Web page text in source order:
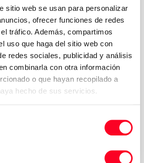
sitio web se usan para personalizar
ofrecer funciones de redes
tráfico. Además, compartimos
uso que haga del sitio web con
redes sociales, publicidad y análisis
combinarla con otra información
o que hayan recopilado a
hecho de sus servicios.